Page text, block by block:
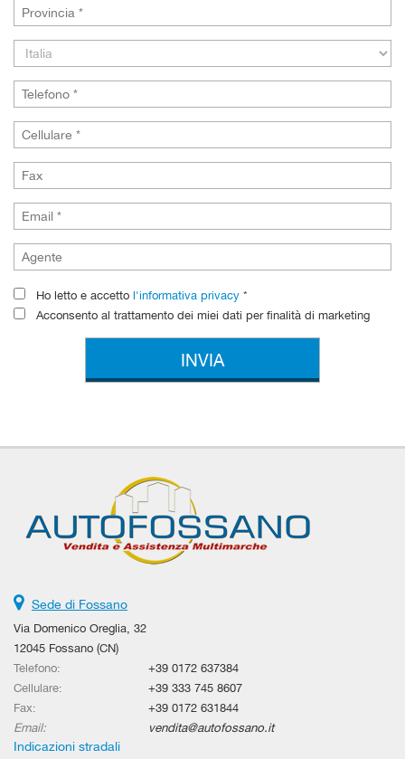
Ho letto e accetto l'informativa privacy *
Acconsento al trattamento dei miei dati per finalità di marketing
Sede di Fossano
Via Domenico Oreglia, 32
12045 Fossano (CN)
Telefono:
+39 0172 637384
Cellulare:
+39 333 745 8607
Fax:
+39 0172 631844
Email:
vendita@autofossano.it
Indicazioni stradali